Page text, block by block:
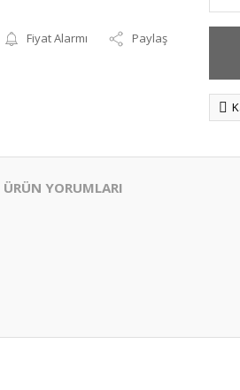
Fiyat Alarmı Paylaş
ÜRÜN YORUMLARI